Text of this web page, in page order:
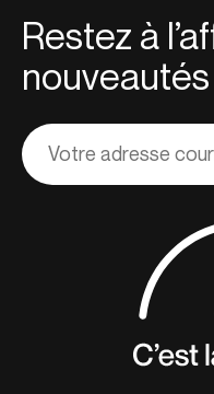
Restez à
Adresse
courriel